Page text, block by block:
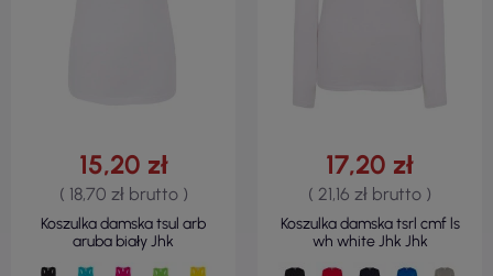
15,20 zł
( 18,70 zł brutto )
Koszulka damska tsul arb
aruba biały Jhk
17,20 zł
( 21,16 zł brutto )
Koszulka damska tsrl cmf ls
wh white Jhk Jhk